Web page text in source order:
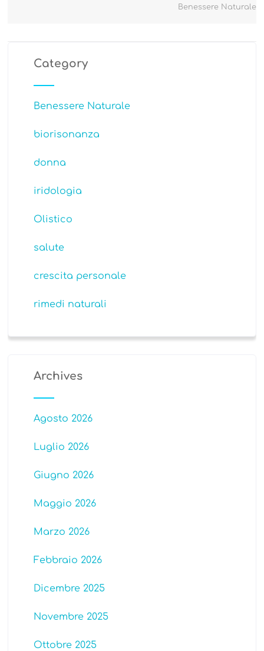
Benessere Naturale
Category
Benessere Naturale
biorisonanza
donna
iridologia
Olistico
salute
crescita personale
rimedi naturali
Archives
Agosto 2026
Luglio 2026
Giugno 2026
Maggio 2026
Marzo 2026
Febbraio 2026
Dicembre 2025
Novembre 2025
Ottobre 2025